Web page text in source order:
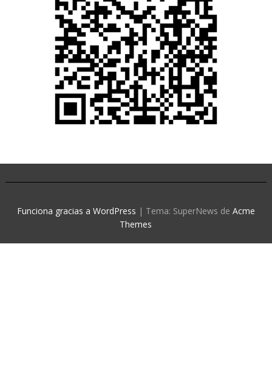
Funciona gracias a WordPress | Tema: SuperNews de Acme
Themes